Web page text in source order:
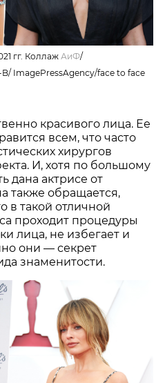
гг. Коллаж АиФ/
ImagePressAgency/face to face
красивого лица. Ее
всем, что часто
хирургов
И, хотя по большому
дана актрисе от
также обращается,
в такой отличной
проходит процедуры
лица, не избегает и
они — секрет
знаменитости.